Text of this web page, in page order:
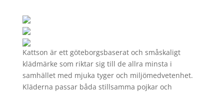
Kattson är ett göteborgsbaserat och småskaligt
klädmärke som riktar sig till de allra minsta i
samhället med mjuka tyger och miljömedvetenhet.
Kläderna passar båda stillsamma pojkar och